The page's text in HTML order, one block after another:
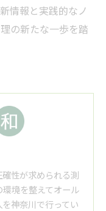
情報と実践的なノ
の新たな一歩を踏
性が求められる測
境を整えてオール
神奈川で行ってい